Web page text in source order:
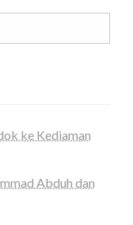
ke Kediaman
Abduh dan